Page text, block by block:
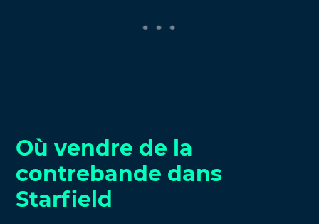
Où vendre de la
contrebande dans
Starfield